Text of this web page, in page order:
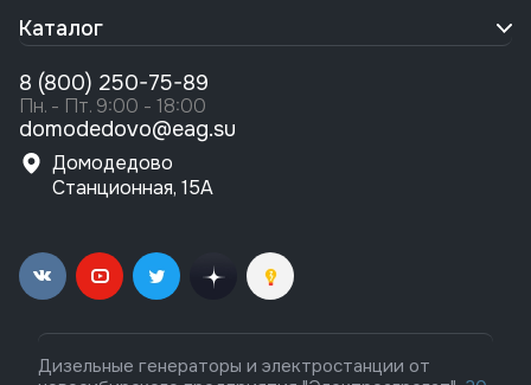
Каталог
8 (800) 250-75-89
Пн. - Пт. 9:00 - 18:00
domodedovo@eag.su
Домодедово
Станционная, 15А
Дизельные генераторы и электростанции от